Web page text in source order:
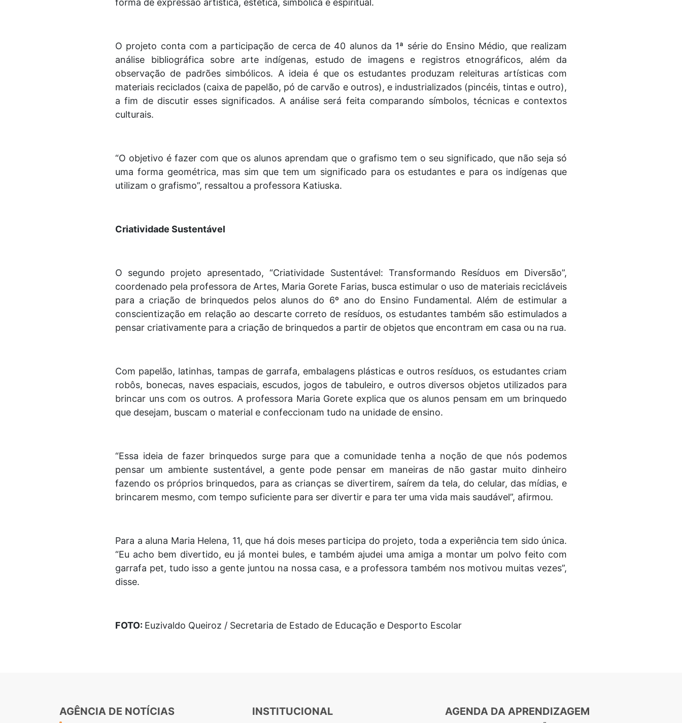
forma de expressão artística, estética, simbólica e espiritual.
O projeto conta com a participação de cerca de 40 alunos da 1ª série do Ensino Médio, que realizam
análise bibliográfica sobre arte indígenas, estudo de imagens e registros etnográficos, além da
observação de padrões simbólicos. A ideia é que os estudantes produzam releituras artísticas com
materiais reciclados (caixa de papelão, pó de carvão e outros), e industrializados (pincéis, tintas e outro),
a fim de discutir esses significados. A análise será feita comparando símbolos, técnicas e contextos
culturais.
“O objetivo é fazer com que os alunos aprendam que o grafismo tem o seu significado, que não seja só
uma forma geométrica, mas sim que tem um significado para os estudantes e para os indígenas que
utilizam o grafismo”, ressaltou a professora Katiuska.
Criatividade Sustentável
O segundo projeto apresentado, “Criatividade Sustentável: Transformando Resíduos em Diversão”,
coordenado pela professora de Artes, Maria Gorete Farias, busca estimular o uso de materiais recicláveis
para a criação de brinquedos pelos alunos do 6º ano do Ensino Fundamental. Além de estimular a
conscientização em relação ao descarte correto de resíduos, os estudantes também são estimulados a
pensar criativamente para a criação de brinquedos a partir de objetos que encontram em casa ou na rua.
Com papelão, latinhas, tampas de garrafa, embalagens plásticas e outros resíduos, os estudantes criam
robôs, bonecas, naves espaciais, escudos, jogos de tabuleiro, e outros diversos objetos utilizados para
brincar uns com os outros. A professora Maria Gorete explica que os alunos pensam em um brinquedo
que desejam, buscam o material e confeccionam tudo na unidade de ensino.
“Essa ideia de fazer brinquedos surge para que a comunidade tenha a noção de que nós podemos
pensar um ambiente sustentável, a gente pode pensar em maneiras de não gastar muito dinheiro
fazendo os próprios brinquedos, para as crianças se divertirem, saírem da tela, do celular, das mídias, e
brincarem mesmo, com tempo suficiente para ser divertir e para ter uma vida mais saudável”, afirmou.
Para a aluna Maria Helena, 11, que há dois meses participa do projeto, toda a experiência tem sido única.
“Eu acho bem divertido, eu já montei bules, e também ajudei uma amiga a montar um polvo feito com
garrafa pet, tudo isso a gente juntou na nossa casa, e a professora também nos motivou muitas vezes”,
disse.
FOTO: Euzivaldo Queiroz / Secretaria de Estado de Educação e Desporto Escolar
AGÊNCIA DE NOTÍCIAS INSTITUCIONAL AGENDA DA APRENDIZAGEM